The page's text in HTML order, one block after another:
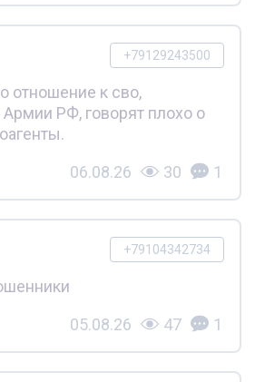
+79129243500
отношение к сво,
РФ, говорят плохо о
06.08.26 30 1
+79104342734
05.08.26 47 1